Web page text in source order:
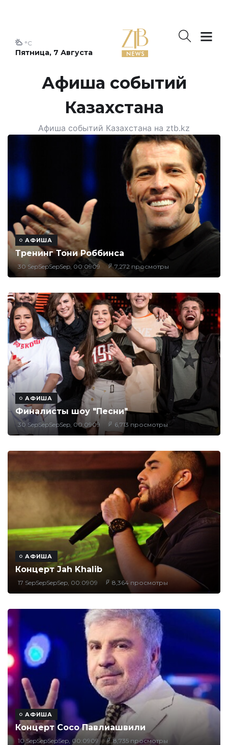
Пятница, 7 Августа
°C
Афиша событий
Казахстана
Афиша событий Казахстана на ztb.kz
АФИША
Тренинг Тони Роббинса
30 SepSepSepSep, 00:0909 7,272 просмотры
АФИША
Финалисты шоу "Песни"
30 SepSepSepSep, 00:0909 6,713 просмотры
АФИША
Концерт Jah Khalib
17 SepSepSepSep, 00:0909 8,364 просмотры
АФИША
Концерт Сосо Павлиашвили
10 SepSepSepSep, 00:0909 8,735 просмотры